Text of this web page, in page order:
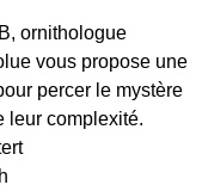
ornithologue
vous propose une
percer le mystère
leur complexité.